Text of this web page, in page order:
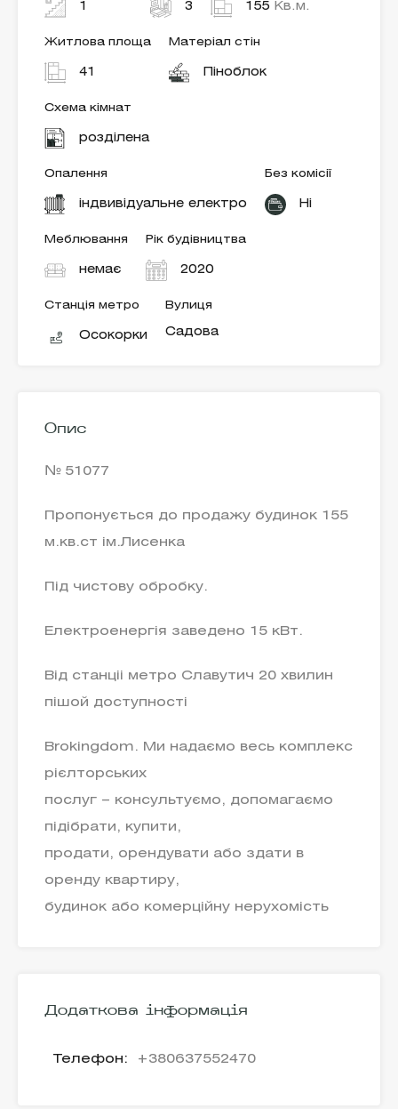
1 3 155 Кв.м.
Житлова площа
41
Матеріал стін
Піноблок
Схема кімнат
розділена
Опалення
індвивідуальне електро
Без комісії
Ні
Меблювання
немає
Рік будівництва
2020
Станція метро
Осокорки
Вулиця
Садова
Опис
№ 51077
Пропонується до продажу будинок 155
м.кв.ст ім.Лисенка
Під чистову обробку.
Електроенергія заведено 15 кВт.
Від станціі метро Славутич 20 хвилин
пішой доступності
Brokingdom. Ми надаємо весь комплекс
рієлторських
послуг – консультуємо, допомагаємо
підібрати, купити,
продати, орендувати або здати в
оренду квартиру,
будинок або комерційну нерухомість
Додаткова інформація
Телефон: +380637552470